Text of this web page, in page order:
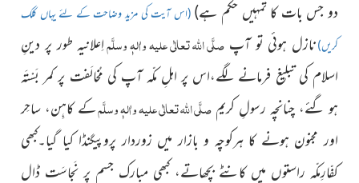
دو جس بات کا تمہیں حکم ہے) (اس آیت کی مزید وضاحت کے لئے یہاں کلک
کریں)نازل ہوئی تو آپ صلَّی اللہ تعالٰی علیہ واٰلہٖ وسلَّماِعلانیہ طور پر دینِ
اسلام کی تبلیغ فرمانے لگے،اس پر اہلِ مکّہ آپ کی مُخالَفت پر کمر بَسْتَہ
ہو گئے، چنانچہ رسولِ کریم صلَّی اللہ تعالٰی علیہ واٰلہٖ وسلَّمکے کاہِن، ساحِر
اور مجنون ہونے کا ہرکوچہ و بازار میں زوردار پروپیگنڈا کیا گیا۔کبھی
کفّارِمکّہ راستوں میں کانٹے بچھاتے، کبھی مبارک جسم پر نَجاسَت ڈال